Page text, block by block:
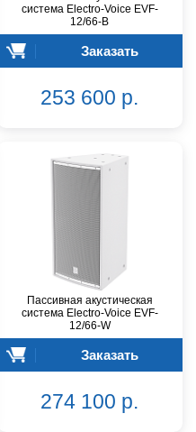
система Electro-Voice EVF-
12/66-B
Заказать
253 600 р.
Пассивная акустическая
система Electro-Voice EVF-
12/66-W
Заказать
274 100 р.